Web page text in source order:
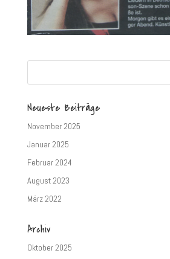
Neueste Beiträge
November 2025
Januar 2025
Februar 2024
August 2023
März 2022
Archiv
Oktober 2025